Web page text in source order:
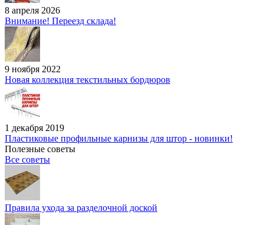
8 апреля 2026
Внимание! Переезд склада!
9 ноября 2022
Новая коллекция текстильных бордюров
1 декабря 2019
Пластиковые профильные карнизы для штор - новинки!
Полезные советы
Все советы
Правила ухода за разделочной доской